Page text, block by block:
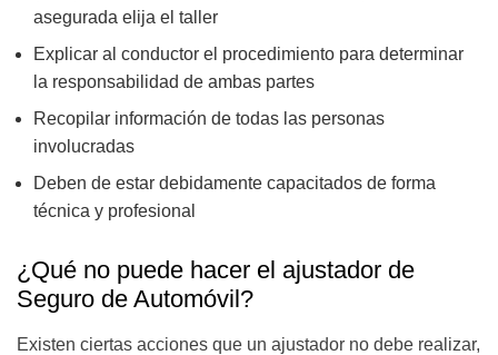
asegurada elija el taller
Explicar al conductor el procedimiento para determinar
la responsabilidad de ambas partes
Recopilar información de todas las personas
involucradas
Deben de estar debidamente capacitados de forma
técnica y profesional
¿Qué no puede hacer el ajustador de
Seguro de Automóvil?
Existen ciertas acciones que un ajustador no debe realizar,